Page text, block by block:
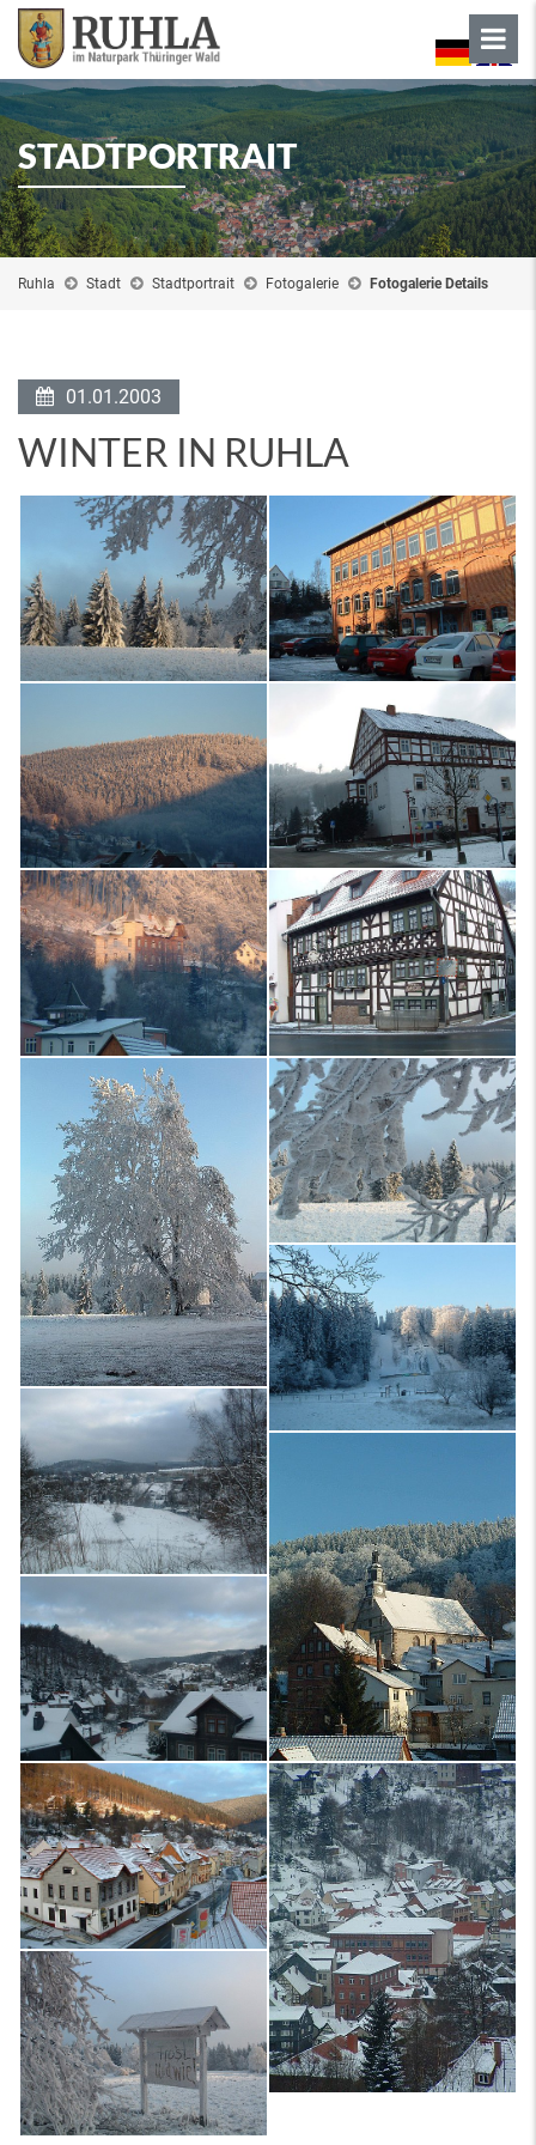
STADTPORTRAIT
Ruhla Stadt Stadtportrait Fotogalerie Fotogalerie Details
01.01.2003
WINTER IN RUHLA